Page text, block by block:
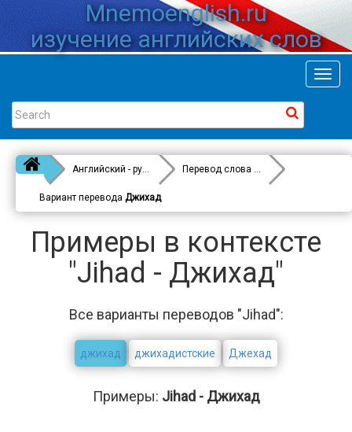
Mnemoenglish.ru
изучение английских слов
Английский - русский Перевод слова
Jihad
Вариант перевода Джихад
Примеры в контексте
"Jihad - Джихад"
Все варианты переводов "Jihad":
джихад джихадистские Джехад
Примеры: Jihad - Джихад